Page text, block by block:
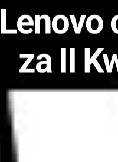
Lenovo
za II